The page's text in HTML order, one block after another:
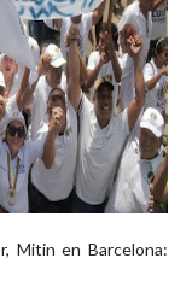
Mitin en Barcelona: